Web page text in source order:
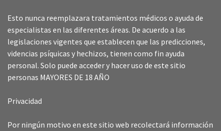
Esto nunca reemplazara tratamientos médicos o ayuda de
especialistas en las diferentes áreas. De acuerdo a las
legislaciones vigentes que establecen que las predicciones,
videncias psíquicas y hechizos, tienen como fin ayuda
personal. Solo puede acceder y hacer uso de este sitio
personas MAYORES DE 18 AÑO
Privacidad
Por ningún motivo en este sitio web recolectará información